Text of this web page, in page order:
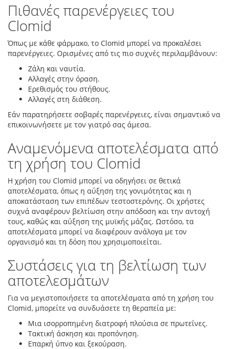
Πιθανές παρενέργειες του
Clomid
Όπως με κάθε φάρμακο, το Clomid μπορεί να προκαλέσει
παρενέργειες. Ορισμένες από τις πιο συχνές περιλαμβάνουν:
Ζάλη και ναυτία.
Αλλαγές στην όραση.
Ερεθισμός του στήθους.
Αλλαγές στη διάθεση.
Εάν παρατηρήσετε σοβαρές παρενέργειες, είναι σημαντικό να
επικοινωνήσετε με τον γιατρό σας άμεσα.
Αναμενόμενα αποτελέσματα από
τη χρήση του Clomid
Η χρήση του Clomid μπορεί να οδηγήσει σε θετικά
αποτελέσματα, όπως η αύξηση της γονιμότητας και η
αποκατάσταση των επιπέδων τεστοστερόνης. Οι χρήστες
συχνά αναφέρουν βελτίωση στην απόδοση και την αντοχή
τους, καθώς και αύξηση της μυϊκής μάζας. Ωστόσο, τα
αποτελέσματα μπορεί να διαφέρουν ανάλογα με τον
οργανισμό και τη δόση που χρησιμοποιείται.
Συστάσεις για τη βελτίωση των
αποτελεσμάτων
Για να μεγιστοποιήσετε τα αποτελέσματα από τη χρήση του
Clomid, μπορείτε να συνδυάσετε τη θεραπεία με:
Μια ισορροπημένη διατροφή πλούσια σε πρωτεΐνες.
Τακτική άσκηση και προπόνηση.
Επαρκή ύπνο και ξεκούραση.